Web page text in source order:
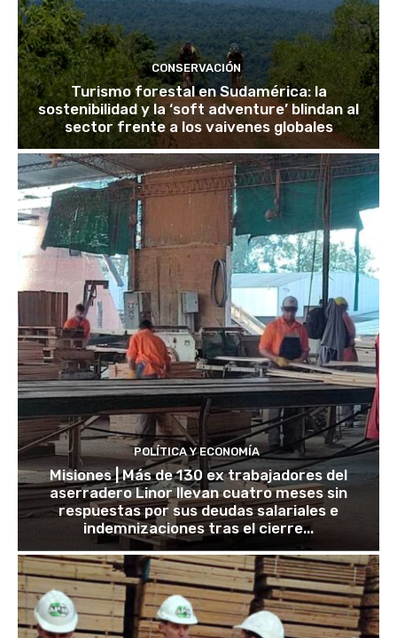
CONSERVACIÓN
Turismo forestal en Sudamérica: la
sostenibilidad y la ‘soft adventure’ blindan al
sector frente a los vaivenes globales
POLÍTICA Y ECONOMÍA
Misiones | Más de 130 ex trabajadores del
aserradero Linor llevan cuatro meses sin
respuestas por sus deudas salariales e
indemnizaciones tras el cierre...